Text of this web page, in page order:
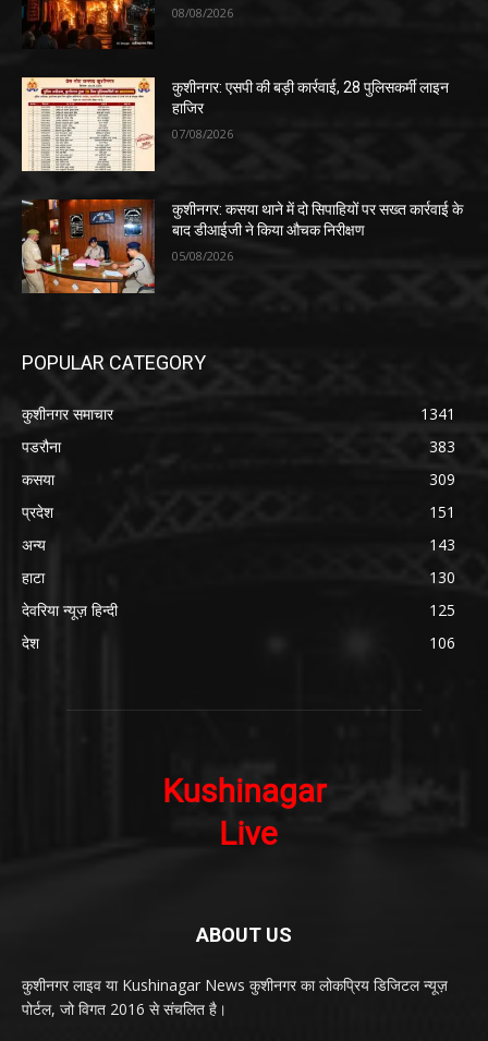
08/08/2026
कुशीनगर: एसपी की बड़ी कार्रवाई, 28 पुलिसकर्मी लाइन
हाजिर
07/08/2026
कुशीनगर: कसया थाने में दो सिपाहियों पर सख्त कार्रवाई के
बाद डीआईजी ने किया औचक निरीक्षण
05/08/2026
POPULAR CATEGORY
कुशीनगर समाचार
1341
पडरौना
383
कसया
309
प्रदेश
151
अन्य
143
हाटा
130
देवरिया न्यूज़ हिन्दी
125
देश
106
ABOUT US
कुशीनगर लाइव या Kushinagar News कुशीनगर का लोकप्रिय डिजिटल न्यूज़
पोर्टल, जो विगत 2016 से संचलित है।